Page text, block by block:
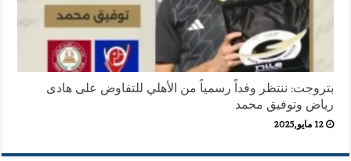
بتروجت: ننتظر وفداً رسمياً من الأهلي للتفاوض على هادى
رياض وتوفيق محمد
12 مايو,2025